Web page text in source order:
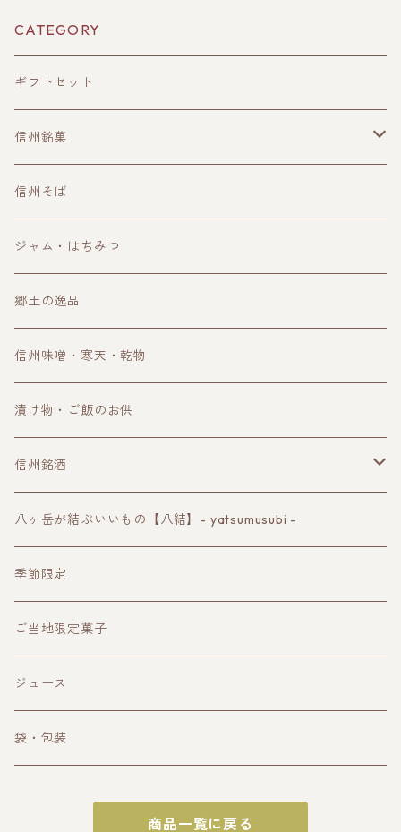
CATEGORY
ギフトセット
信州銘菓
洋菓子
和菓子
信州そば
ジャム・はちみつ
郷土の逸品
信州味噌・寒天・乾物
漬け物・ご飯のお供
信州銘酒
諏訪の地酒
長野ワイン
クラフトビール
その他お酒
八ヶ岳が結ぶいいもの【八結】- yatsumusubi -
季節限定
ご当地限定菓子
ジュース
袋・包装
商品一覧に戻る